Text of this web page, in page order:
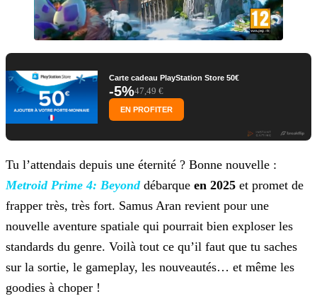
Carte cadeau PlayStation Store 50€
-5%47,49 €
EN PROFITER
Tu l’attendais depuis une éternité ? Bonne nouvelle :
Metroid Prime 4: Beyonddébarque en 2025 et promet de
frapper très, très fort. Samus Aran revient pour une
nouvelle aventure spatiale qui pourrait bien exploser les
standards du genre. Voilà tout ce qu’il faut que tu saches
sur la sortie, le gameplay, les nouveautés… et même les
goodies à choper !